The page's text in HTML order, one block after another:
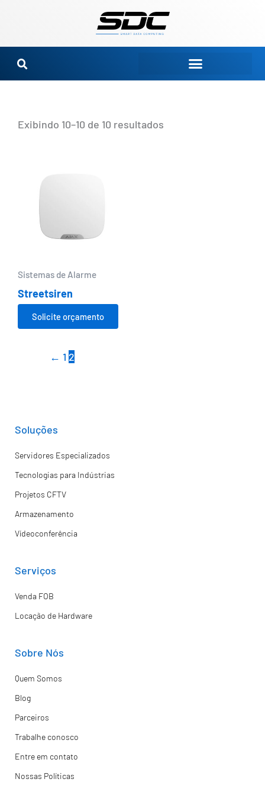
conteúdo
Exibindo 10–10 de 10 resultados
Sistemas de Alarme
Streetsiren
Solicite orçamento
← 1 2
Soluções
Servidores Especializados
Tecnologias para Indústrias
Projetos CFTV
Armazenamento
Vídeoconferência
Serviços
Venda FOB
Locação de Hardware
Sobre Nós
Quem Somos
Blog
Parceiros
Trabalhe conosco
Entre em contato
Nossas Políticas